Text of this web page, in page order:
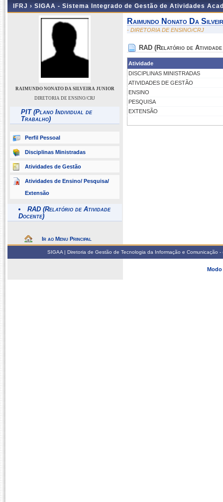
IFRJ › SIGAA - Sistema Integrado de Gestão de Atividades
RAIMUNDO NONATO DA SILVEIRA JUNIOR
DIRETORIA DE ENSINO/CRJ
PIT (Plano Individual de
Trabalho)
Perfil Pessoal
Disciplinas Ministradas
Atividades de Gestão
Atividades de Ensino/ Pesquisa/
Extensão
RAD (Relatório de Atividade
Docente)
Ir ao Menu Principal
Raimundo Nonato Da
- DIRETORIA DE ENSINO/CRJ
RAD (Relatório de
Atividade
DISCIPLINAS MINISTRADAS
ATIVIDADES DE GESTÃO
ENSINO
PESQUISA
EXTENSÃO
SIGAA | Diretoria de Gestão de Tecnologia da Informação e
Modo